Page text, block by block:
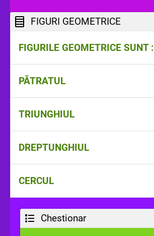
FIGURI GEOMETRICE
FIGURILE GEOMETRICE SUNT :
triunghi, pătrat, dreptunghi, cerc
PĂTRATUL
TRIUNGHIUL
DREPTUNGHIUL
CERCUL
Chestionar